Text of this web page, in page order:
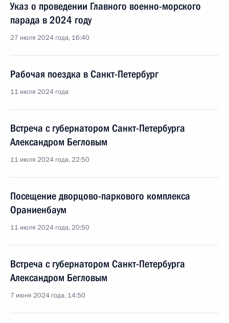
Указ о проведении Главного военно-морского
парада в 2024 году
27 июля 2024 года, 16:40
Рабочая поездка в Санкт-Петербург
11 июля 2024 года
Встреча с губернатором Санкт-Петербурга
Александром Бегловым
11 июля 2024 года, 22:50
Посещение дворцово-паркового комплекса
Ораниенбаум
11 июля 2024 года, 20:50
Встреча с губернатором Санкт-Петербурга
Александром Бегловым
7 июня 2024 года, 14:50